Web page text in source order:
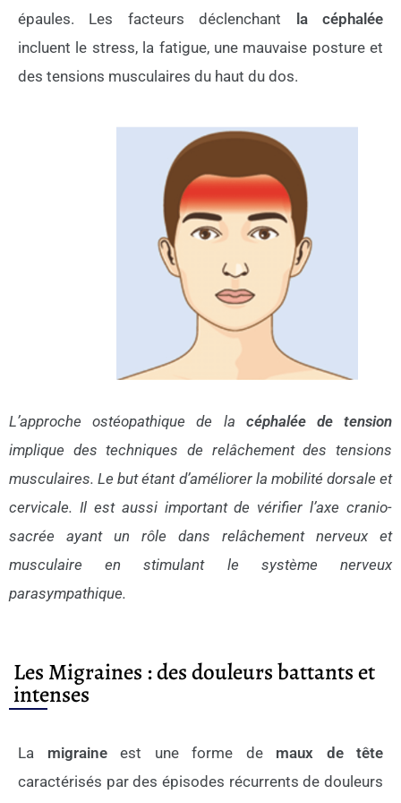
épaules. Les facteurs déclenchant la céphalée
incluent le stress, la fatigue, une mauvaise posture et
des tensions musculaires du haut du dos.
L’approche ostéopathique de la céphalée de tension
implique des techniques de relâchement des tensions
musculaires. Le but étant d’améliorer la mobilité dorsale et
cervicale. Il est aussi important de vérifier l’axe cranio-
sacrée ayant un rôle dans relâchement nerveux et
musculaire en stimulant le système nerveux
parasympathique.
Les Migraines : des douleurs battants et
intenses
La migraineest une forme de maux de tête
caractérisés par des épisodes récurrents de douleurs